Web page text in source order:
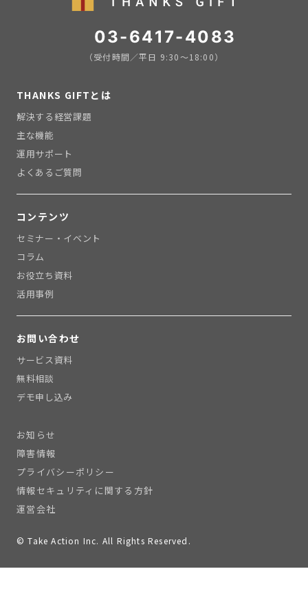
03-6417-4083
（受付時間／平日 9:30〜18:00）
THANKS GIFTとは
解決する経営課題
主な機能
運用サポート
よくあるご質問
コンテンツ
セミナー・イベント
コラム
お役立ち資料
活用事例
お問い合わせ
サービス資料
無料相談
デモ申し込み
お知らせ
障害情報
プライバシーポリシー
情報セキュリティに関する方針
運営会社
© Take Action Inc. All Rights Reserved.